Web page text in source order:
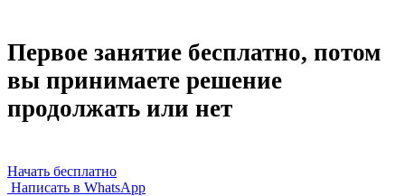
Первое занятие бесплатно, потом
вы принимаете решение
продолжать или нет
Начать бесплатно
Написать в WhatsApp